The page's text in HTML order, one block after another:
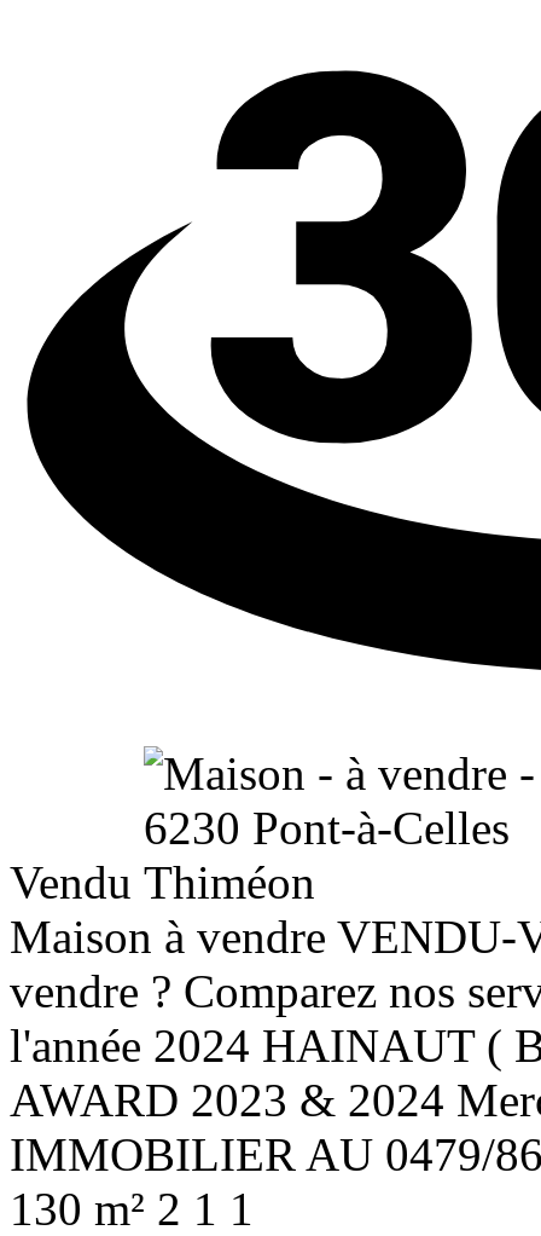
Vendu
Maison à vendre VENDU-
vendre ? Comparez nos
l'année 2024 HAINAUT (
AWARD 2023 & 2024
IMMOBILIER AU 0479/
130 m² 2 1 1